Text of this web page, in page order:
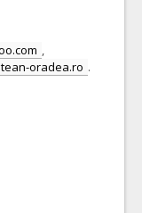
,
oradea.ro .